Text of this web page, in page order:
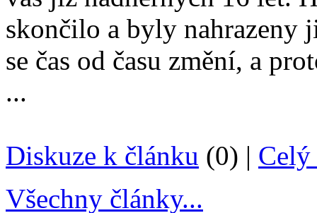
skončilo a byly nahrazeny
se čas od času změní, a
...
Diskuze k článku (0) | Celý
Všechny články...